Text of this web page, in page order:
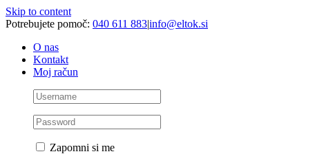
Skip to content
Potrebujete pomoč: 040 611 883|info@eltok.si
O nas
Kontakt
Moj račun
Zapomni si me